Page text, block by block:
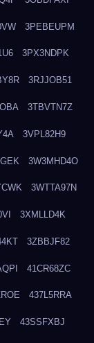
3PEBEUPM
3PX3NDPK
3RJJOB51
3TBVTN7Z
3VPL82H9
3W3MHD4O
3WTTA97N
3XMLLD4K
3ZBBJF82
41CR68ZC
437L5RRA
43SSFXBJ